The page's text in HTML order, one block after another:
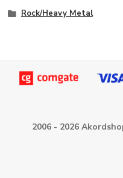
Rock/Heavy Metal
2006 - 2026